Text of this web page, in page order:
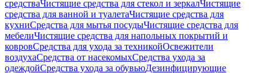
средстваЧистящие средства для стекол и зеркалЧистящие
средства для ванной и туалетаЧистящие средства для
кухниСредства для мытья посудыЧистящие средства для
мебелиЧистящие средства для напольных покрытий и
ковровСредства для ухода за техникойОсвежители
воздухаСредства от насекомыхСредства ухода за
одеждойСредства ухода за обувьюДезинфицирующие